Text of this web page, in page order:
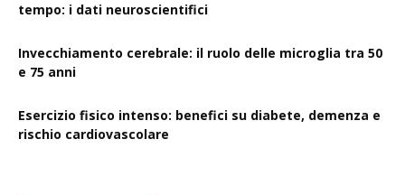
tempo: i dati neuroscientifici
Invecchiamento cerebrale: il ruolo delle microglia tra 50
e 75 anni
Esercizio fisico intenso: benefici su diabete, demenza e
rischio cardiovascolare